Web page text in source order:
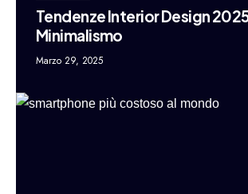
Tendenze Interior Design
Minimalismo
Marzo 29, 2025